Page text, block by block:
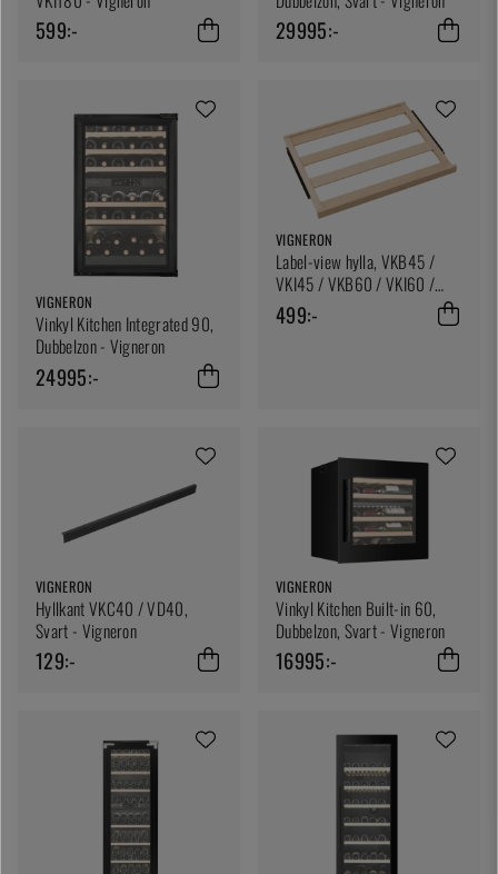
599:- 29995:-
VIGNERON
Vinkyl Kitchen Integrated 90,
Dubbelzon - Vigneron
24995:-
VIGNERON
Label-view hylla, VKB45 /
VKI45 / VKB60 / VKI60 /
VKB90 / VKI90 / VKB130 /
VKI130 - Vigneron
499:-
VIGNERON
Hyllkant VKC40 / VD40,
Svart - Vigneron
129:-
VIGNERON
Vinkyl Kitchen Built-in 60,
Dubbelzon, Svart - Vigneron
16995:-